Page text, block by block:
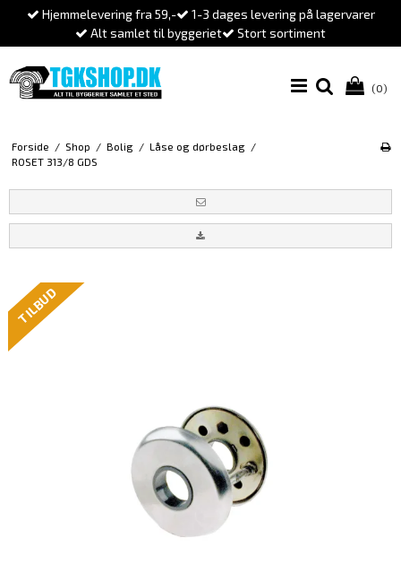
Hjemmelevering fra 59,-
1-3 dages levering på lagervarer
Alt samlet til byggeriet
Stort sortiment
(0)
Forside / Shop / Bolig / Låse og dørbeslag /
ROSET 313/8 GDS
TILBUD